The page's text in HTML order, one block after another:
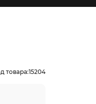
товара:15204